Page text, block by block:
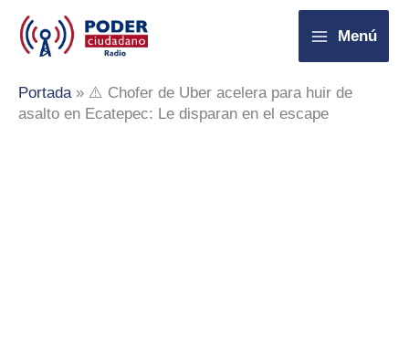
contenido
Menú
Portada» ⚠️ Chofer de Uber acelera para huir de
asalto en Ecatepec: Le disparan en el escape